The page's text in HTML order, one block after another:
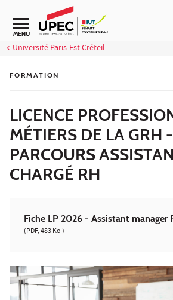
Aller au contenu
Navigation secondaire
MENU
Université Paris-Est Créteil
FORMATION
LICENCE
MÉTIERS DE LA GRH -
PARCOURS
CHARGÉ RH
Fiche LP 2026 - Assistant manager
(PDF, 483 Ko )